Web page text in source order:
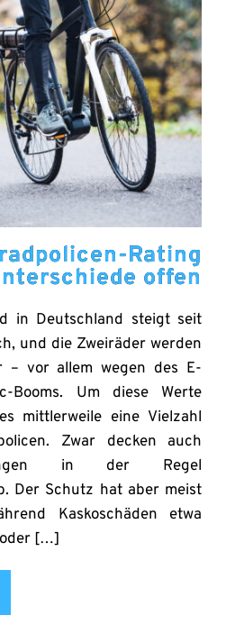
Rating
offen
in Deutschland steigt seit
und die Zweiräder werden
– vor allem wegen des E-
Booms. Um diese Werte
mittlerweile eine Vielzahl
Zwar decken auch
in der Regel
Der Schutz hat aber meist
Kaskoschäden etwa
[…]